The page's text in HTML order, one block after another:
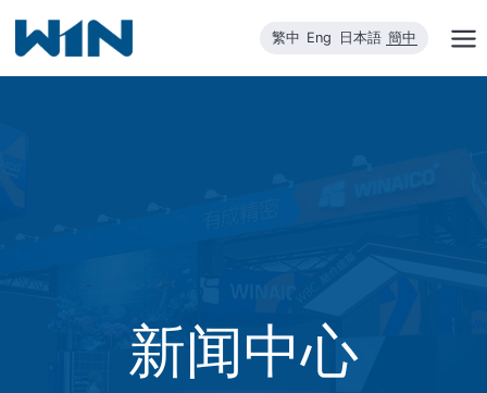
内
繁中 Eng 日本語 簡中
新闻中心